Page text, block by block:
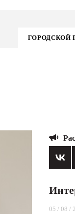
ГОРОДСКОЙ
05 / 08 /